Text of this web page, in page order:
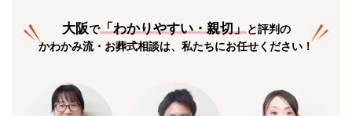
大阪で「わかりやすい・親切」と評判の
かわかみ流・お葬式相談は、私たちにお任せください！